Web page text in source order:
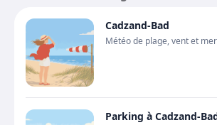
Cadzand-Bad
Météo de plage, vent et mer
Parking à Cadzand-